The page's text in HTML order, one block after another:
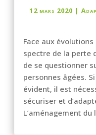
12 mars 2020 |
Face aux
spectre de la perte
de se questionner
personnes âgées.
évident, il est
sécuriser et
L’aménagement